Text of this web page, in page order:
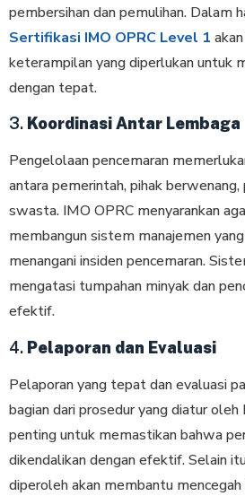
pembersihan dan pemulihan. Dalam
Sertifikasi IMO OPRC Level 1
keterampilan yang diperlukan untuk
dengan tepat.
3. Koordinasi Antar Lembaga
Pengelolaan pencemaran
antara pemerintah, pihak
swasta. IMO OPRC menyarankan
membangun sistem manajemen
menangani insiden pencemaran.
mengatasi tumpahan minyak dan
efektif.
4. Pelaporan dan Evaluasi
Pelaporan yang tepat dan evaluasi
bagian dari prosedur yang diatur
penting untuk memastikan bahwa
dikendalikan dengan efektif. Selain
diperoleh akan membantu